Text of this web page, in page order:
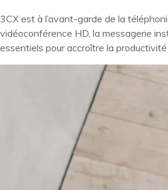
3CX est à l’avant-garde de la
vidéoconférence HD, la messagerie
essentiels pour accroître la